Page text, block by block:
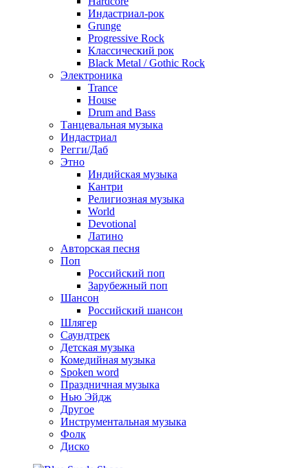
Индастриал-рок
Grunge
Progressive Rock
Классический рок
Black Metal / Gothic Rock
Электроника
Trance
House
Drum and Bass
Танцевальная музыка
Индастриал
Регги/Даб
Этно
Индийская музыка
Кантри
Религиозная музыка
World
Devotional
Латино
Авторская песня
Поп
Российский поп
Зарубежный поп
Шансон
Российский шансон
Шлягер
Саундтрек
Детская музыка
Комедийная музыка
Spoken word
Праздничная музыка
Нью Эйдж
Другое
Инструментальная музыка
Фолк
Диско